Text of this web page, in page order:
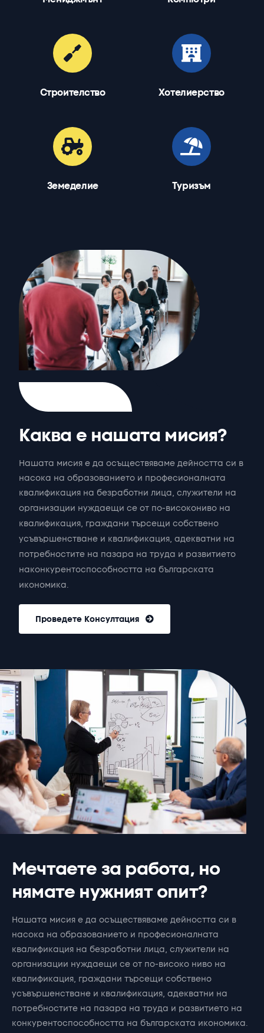
Строителство Хотелиерство
Земеделие Туризъм
Каква е нашата мисия?
Нашата мисия е да осъществяваме дейността си в
насока на образованието и професионалната
квалификация на безработни лица, служители на
организации нуждаещи се от по-високониво на
квалификация, граждани търсещи собствено
усъвършенстване и квалификация, адекватни на
потребностите на пазара на труда и развитието
наконкурентоспособността на българската
икономика.
Проведете Консултация
Мечтаете за работа, но
нямате нужният опит?
Нашата мисия е да осъществяваме дейността си в
насока на образованието и професионалната
квалификация на безработни лица, служители на
организации нуждаещи се от по-високо ниво на
квалификация, граждани търсещи собствено
усъвършенстване и квалификация, адекватни на
потребностите на пазара на труда и развитието на
конкурентоспособността на българската икономика.